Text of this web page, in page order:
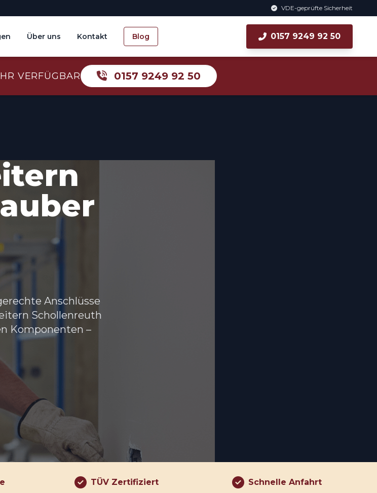
VDE-geprüfte Sicherheit
Über uns Kontakt Blog 0157 9249 92 50
VERFÜGBAR 0157 9249 92 50
Anschlüsse
Schollenreuth
Komponenten –
TÜV Zertifiziert Schnelle Anfahrt